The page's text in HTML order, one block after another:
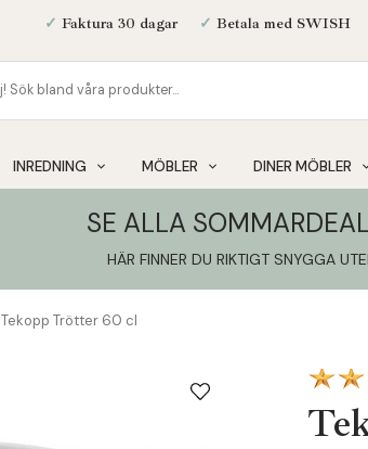
✓ Faktura 30 dagar ✓ Betala med SWISH
INREDNING MÖBLER DINER MÖBLER
SE ALLA
HÄR FINNER DU RIKTIGT SNYGGA
Tekopp Trötter 60 cl